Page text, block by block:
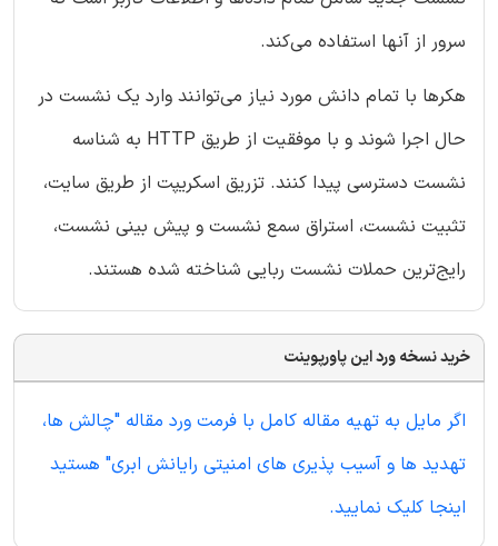
سرور از آنها استفاده می‌کند.
هکرها با تمام دانش مورد نیاز می‌توانند وارد یک نشست در
حال اجرا شوند و با موفقیت از طریق HTTP به شناسه
نشست دسترسی پیدا کنند. تزریق اسکریپت از طریق سایت،
تثبیت نشست، استراق سمع نشست و پیش بینی نشست،
رایج‌ترین حملات نشست ربایی شناخته شده هستند.
خرید نسخه ورد این پاورپوینت
اگر مایل به تهیه مقاله کامل با فرمت ورد مقاله "چالش ها،
تهدید ها و آسیب پذیری های امنیتی رایانش ابری" هستید
اینجا کلیک نمایید.